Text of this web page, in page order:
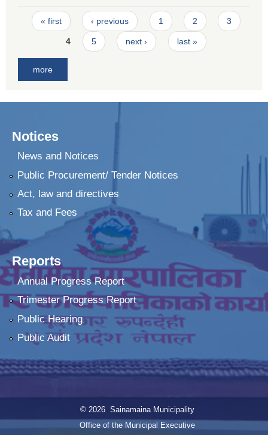
Pages
« first ‹ previous 1 2 3
4 5 next › last »
more
Notices
News and Notices
Public Procurement/ Tender Notices
Act, law and directives
Tax and Fees
Reports
Annual Progress Report
Trimester Progress Report
Public Hearing
Public Audit
© 2026 Sainamaina Municipality
Office of the Municipal Executive